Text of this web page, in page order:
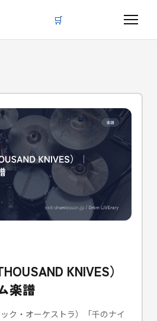
🛒
KNIVES）
楽譜
ク・オーケストラ）「千のナイ